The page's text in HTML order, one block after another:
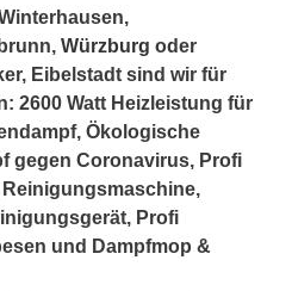
Würzburg oder
Eibelstadt sind wir für
2600 Watt Heizleistung für
Ökologische
gegen Coronavirus, Profi
Profi
und Dampfmop &